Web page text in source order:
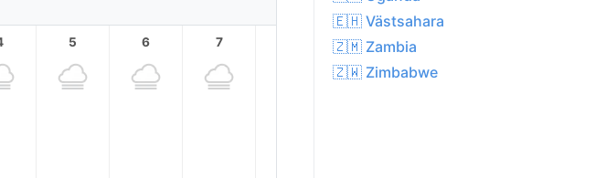
5 6 7 9
🇪🇭 Västsahara
🇿🇲 Zambia
🇿🇼 Zimbabwe